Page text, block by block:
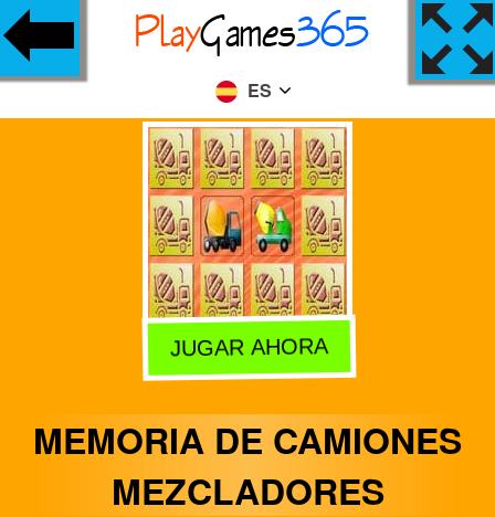
ES
JUGAR AHORA
MEMORIA DE CAMIONES
MEZCLADORES